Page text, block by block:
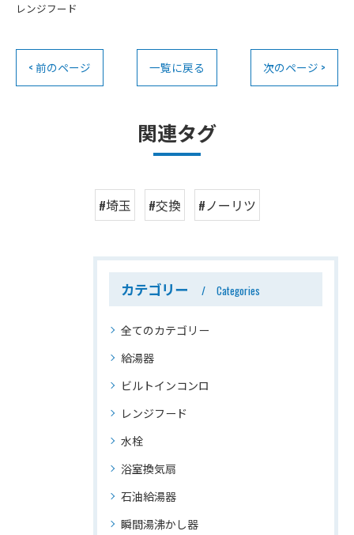
レンジフード
< 前のページ 一覧に戻る 次のページ >
関連タグ
#埼玉 #交換 #ノーリツ
カテゴリー Categories
全てのカテゴリー
給湯器
ビルトインコンロ
レンジフード
水栓
浴室換気扇
石油給湯器
瞬間湯沸かし器